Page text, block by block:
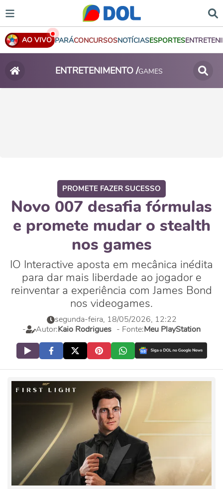
AO VIVO PARÁCONCURSOSNOTÍCIASESPORTES
ENTRETENIMENTO /GAMES
PROMETE FAZER SUCESSO
Novo 007 desafia fórmulas
e promete mudar o stealth
nos games
IO Interactive aposta em mecânica inédita
para dar mais liberdade ao jogador e
reinventar a experiência com James Bond
nos videogames.
segunda-feira, 18/05/2026, 12:22
-
Autor:Kaio Rodrigues - Fonte:Meu PlayStation